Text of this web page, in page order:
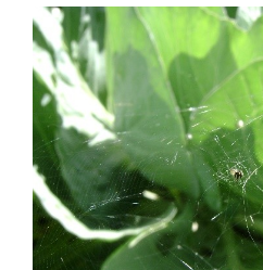
Barra
lateral
del
artículo